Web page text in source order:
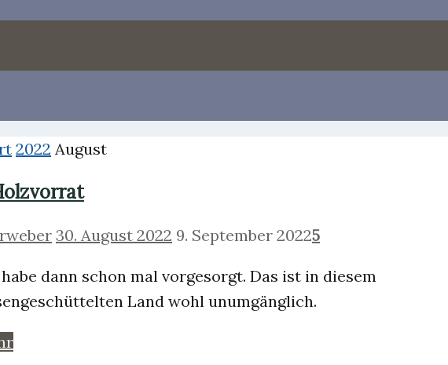
2022 August
30. August 2022 9. September 20225
dann schon mal vorgesorgt. Das ist in diesem
Land wohl unumgänglich.